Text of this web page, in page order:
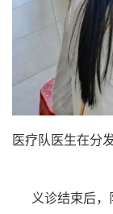
医疗队医生在分
义诊结束后，